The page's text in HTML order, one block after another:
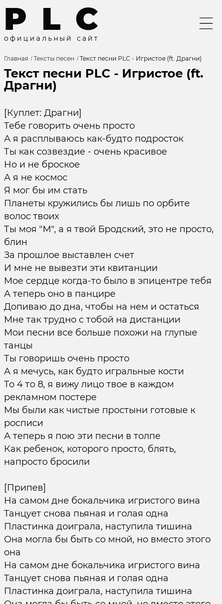
P L C
оф и ц и а л ь н ы й са й т
Главная Тексты песен Текст песни PLC - Игристое (ft. Драгни)
Текст песни PLC - Игристое (ft.
Драгни)
[Куплет: Драгни]
Тебе говорить очень просто
А я расплываюсь как-будто подросток
Ты как созвездие - очень красивое
Но и не броское
А я не космос
Я мог бы им стать
Планеты кружились бы лишь по орбите
волос твоих
Ты моя "М", а я твой Бродский, это не просто,
блин
За прошлое выставлен счет
И мне не вывезти эти квитанции
Мое сердце когда-то было в эпицентре тебя
А теперь оно в панцире
Допиваю до дна, чтобы на нем и остаться
Мне так трудно с тобой на дистанции
Мои песни все больше похожи на глупые
танцы
Ты говоришь очень просто
А я мечусь, как будто игральные кости
То 4 то 8, я вижу лицо твое в каждом
рекламном постере
Мы были как чистые простыни готовые к
росписи
А теперь я пою эти песни в толпе
Как ребенок, которого просто, блять,
напросто бросили
[Припев]
На самом дне бокальчика игристого вина
Танцует снова пьяная и голая одна
Пластинка доиграла, наступила тишина
Она могла бы быть со мной, но вместо этого
она
На самом дне бокальчика игристого вина
Танцует снова пьяная и голая одна
Пластинка доиграла, наступила тишина